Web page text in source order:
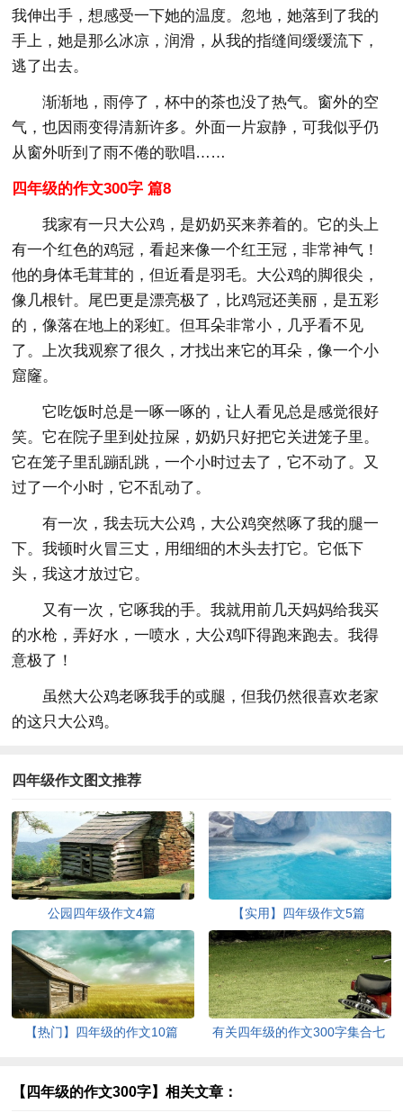
我伸出手，想感受一下她的温度。忽地，她落到了我的
手上，她是那么冰凉，润滑，从我的指缝间缓缓流下，
逃了出去。
渐渐地，雨停了，杯中的茶也没了热气。窗外的空
气，也因雨变得清新许多。外面一片寂静，可我似乎仍
从窗外听到了雨不倦的歌唱……
四年级的作文300字 篇8
我家有一只大公鸡，是奶奶买来养着的。它的头上
有一个红色的鸡冠，看起来像一个红王冠，非常神气！
他的身体毛茸茸的，但近看是羽毛。大公鸡的脚很尖，
像几根针。尾巴更是漂亮极了，比鸡冠还美丽，是五彩
的，像落在地上的彩虹。但耳朵非常小，几乎看不见
了。上次我观察了很久，才找出来它的耳朵，像一个小
窟窿。
它吃饭时总是一啄一啄的，让人看见总是感觉很好
笑。它在院子里到处拉屎，奶奶只好把它关进笼子里。
它在笼子里乱蹦乱跳，一个小时过去了，它不动了。又
过了一个小时，它不乱动了。
有一次，我去玩大公鸡，大公鸡突然啄了我的腿一
下。我顿时火冒三丈，用细细的木头去打它。它低下
头，我这才放过它。
又有一次，它啄我的手。我就用前几天妈妈给我买
的水枪，弄好水，一喷水，大公鸡吓得跑来跑去。我得
意极了！
虽然大公鸡老啄我手的或腿，但我仍然很喜欢老家
的这只大公鸡。
四年级作文图文推荐
公园四年级作文4篇 【实用】四年级作文5篇
【热门】四年级的作文10篇
有关四年级的作文300字集合七
【四年级的作文300字】相关文章：